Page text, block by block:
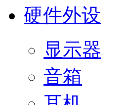
硬件外设
显示器
音箱